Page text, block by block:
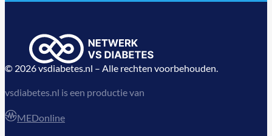
© 2026 vsdiabetes.nl – Alle rechten voorbehouden.
vsdiabetes.nl is een productie van
MEDonline